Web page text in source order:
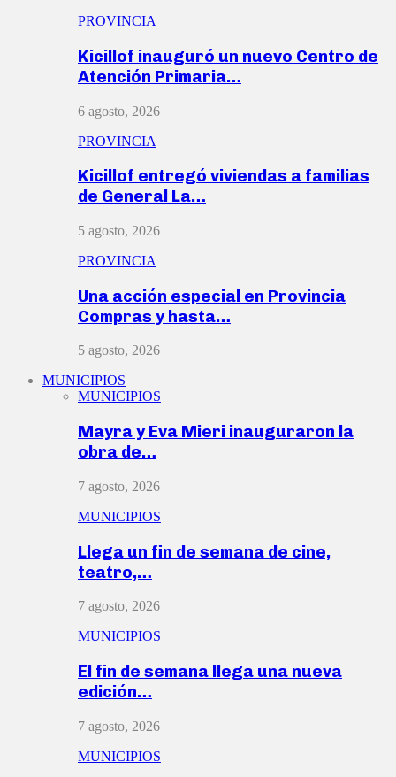
PROVINCIA
Kicillof inauguró un nuevo Centro de
Atención Primaria…
6 agosto, 2026
PROVINCIA
Kicillof entregó viviendas a familias
de General La…
5 agosto, 2026
PROVINCIA
Una acción especial en Provincia
Compras y hasta…
5 agosto, 2026
MUNICIPIOS
MUNICIPIOS
Mayra y Eva Mieri inauguraron la
obra de…
7 agosto, 2026
MUNICIPIOS
Llega un fin de semana de cine,
teatro,…
7 agosto, 2026
MUNICIPIOS
El fin de semana llega una nueva
edición…
7 agosto, 2026
MUNICIPIOS